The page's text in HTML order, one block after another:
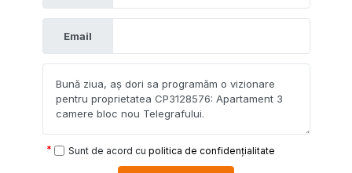
Email
Sunt de acord cu politica de confidențialitate